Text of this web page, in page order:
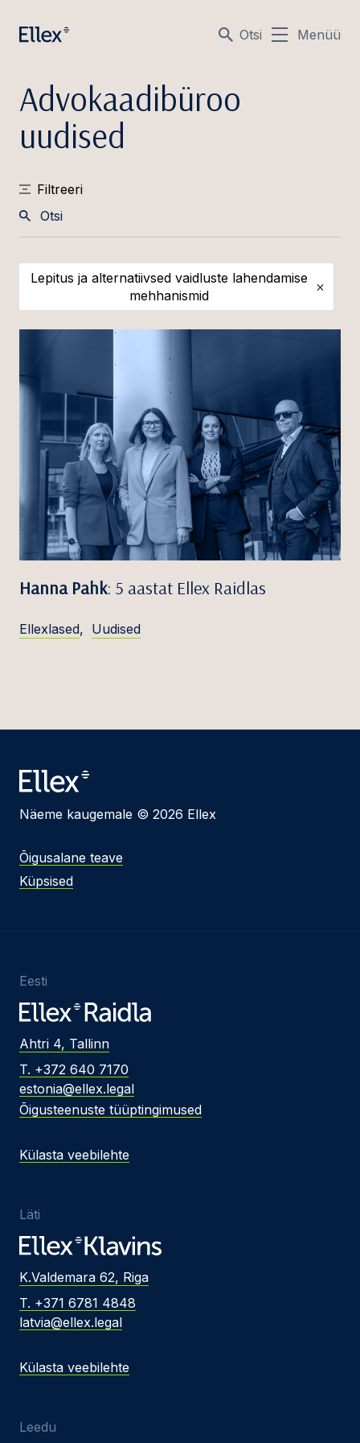
Otsi Menüü
Advokaadibüroo
uudised
Filtreeri
Lepitus ja alternatiivsed vaidluste lahendamise
mehhanismid
Hanna Pahk: 5 aastat Ellex Raidlas
Ellexlased, Uudised
Näeme kaugemale © 2026 Ellex
Õigusalane teave
Küpsised
Eesti
Ahtri 4, Tallinn
T. +372 640 7170
estonia@ellex.legal
Õigusteenuste tüüptingimused
Külasta veebilehte
Läti
K.Valdemara 62, Riga
T. +371 6781 4848
latvia@ellex.legal
Külasta veebilehte
Leedu